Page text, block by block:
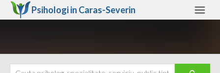
Psihologi in Caras-Severin